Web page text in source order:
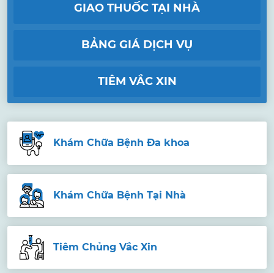
GIAO THUỐC TẠI NHÀ
BẢNG GIÁ DỊCH VỤ
TIÊM VẮC XIN
Khám Chữa Bệnh Đa khoa
Khám Chữa Bệnh Tại Nhà
Tiêm Chủng Vắc Xin